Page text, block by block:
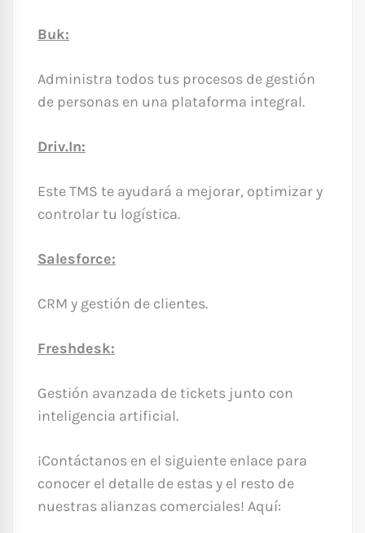
Buk:
Administra todos tus procesos de gestión
de personas en una plataforma integral.
Driv.In:
Este TMS te ayudará a mejorar, optimizar y
controlar tu logística.
Salesforce:
CRM y gestión de clientes.
Freshdesk:
Gestión avanzada de tickets junto con
inteligencia artificial.
¡Contáctanos en el siguiente enlace para
conocer el detalle de estas y el resto de
nuestras alianzas comerciales! Aquí: